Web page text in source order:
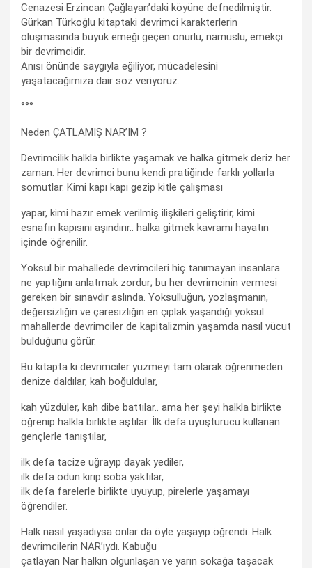
Cenazesi Erzincan Çağlayan’daki köyüne defnedilmiştir.
Gürkan Türkoğlu kitaptaki devrimci karakterlerin
oluşmasında büyük emeği geçen onurlu, namuslu, emekçi
bir devrimcidir.
Anısı önünde saygıyla eğiliyor, mücadelesini
yaşatacağımıza dair söz veriyoruz.
°°°
Neden ÇATLAMIŞ NAR’IM ?
Devrimcilik halkla birlikte yaşamak ve halka gitmek deriz her
zaman. Her devrimci bunu kendi pratiğinde farklı yollarla
somutlar. Kimi kapı kapı gezip kitle çalışması
yapar, kimi hazır emek verilmiş ilişkileri geliştirir, kimi
esnafın kapısını aşındırır.. halka gitmek kavramı hayatın
içinde öğrenilir.
Yoksul bir mahallede devrimcileri hiç tanımayan insanlara
ne yaptığını anlatmak zordur; bu her devrimcinin vermesi
gereken bir sınavdır aslında. Yoksulluğun, yozlaşmanın,
değersizliğin ve çaresizliğin en çıplak yaşandığı yoksul
mahallerde devrimciler de kapitalizmin yaşamda nasıl vücut
bulduğunu görür.
Bu kitapta ki devrimciler yüzmeyi tam olarak öğrenmeden
denize daldılar, kah boğuldular,
kah yüzdüler, kah dibe battılar.. ama her şeyi halkla birlikte
öğrenip halkla birlikte aştılar. İlk defa uyuşturucu kullanan
gençlerle tanıştılar,
ilk defa tacize uğrayıp dayak yediler,
ilk defa odun kırıp soba yaktılar,
ilk defa farelerle birlikte uyuyup, pirelerle yaşamayı
öğrendiler.
Halk nasıl yaşadıysa onlar da öyle yaşayıp öğrendi. Halk
devrimcilerin NAR’ıydı. Kabuğu
çatlayan Nar halkın olgunlaşan ve yarın sokağa taşacak